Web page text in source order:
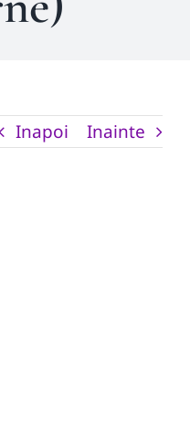
Inapoi Inainte